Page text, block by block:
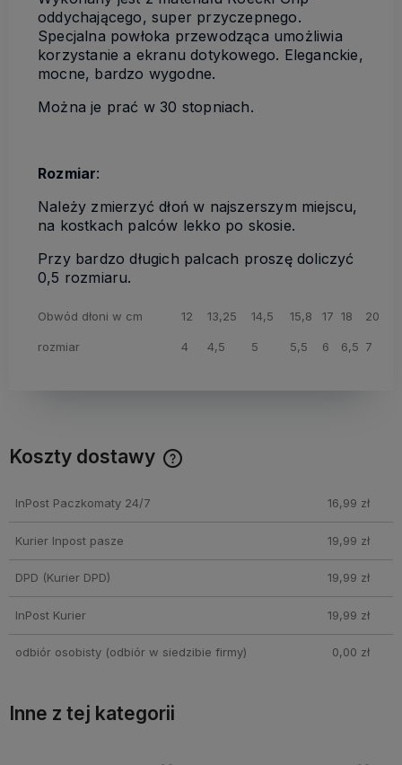
oddychającego, super przyczepnego.
Specjalna powłoka przewodząca umożliwia
korzystanie a ekranu dotykowego. Eleganckie,
mocne, bardzo wygodne.
Można je prać w 30 stopniach.
Rozmiar:
Należy zmierzyć dłoń w najszerszym miejscu,
na kostkach palców lekko po skosie.
Przy bardzo długich palcach proszę doliczyć
0,5 rozmiaru.
Obwód dłoni w cm 12 13,25 14,5 15,8 17 18 20
rozmiar 4 4,5 5 5,5 6 6,5 7
Koszty dostawy
InPost Paczkomaty 24/7 16,99 zł
Kurier Inpost pasze 19,99 zł
DPD (Kurier DPD) 19,99 zł
InPost Kurier 19,99 zł
odbiór osobisty(odbiór w siedzibie firmy) 0,00 zł
Inne z tej kategorii